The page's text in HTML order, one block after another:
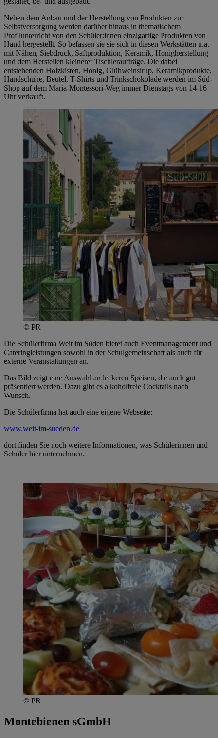
Neben dem Anbau und der Herstellung von Produkten zur
Selbstversorgung werden darüber hinaus in thematischem
Profilunterricht von den Schüler:innen einzigartige Produkten von
Hand hergestellt. So befassen sie sie sich in diesen Werkstätten u.a.
mit Nähen, Siebdruck, Saftproduktion, Keramik, Honigherstellung
und dem Herstellen kleinerer Tischleraufträge. Die dabei
entstehenden Holzkisten, Honig, Glühweinsirup, Keramikprodukte,
Handschuhe, Beutel, T-Shirts und Trinkschokolade werden im Süd-
Shop auf dem Maria-Montessori-Weg immer Dienstags von 14-16
Uhr verkauft.
© PR
Die Schülerfirma Weit im Süden bietet auch Eventmanagement und
Cateringleistungen sowohl in der Schulgemeinschaft als auch für
externe Veranstaltungen an.
Das Bild zeigt eine Auswahl an leckeren Speisen, die auch gut
präsentiert werden. Dazu gibt es alkoholfreie Cocktails nach
Wunsch.
Die Schülerfirma hat auch eine eigene Webseite:
www.weit-im-sueden.de
dort finden Sie noch weitere Informationen, was Schülerinnen und
Schüler hier unternehmen.
© PR
Montebienen sGmbH